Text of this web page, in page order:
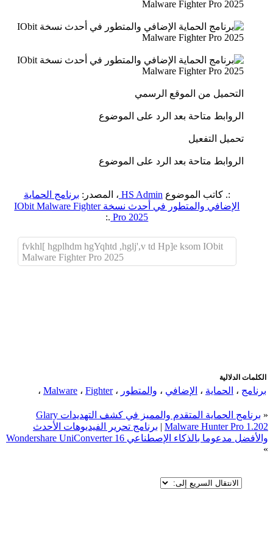
التحميل من الموقع الرسمي
الروابط متاحة بعد الرد على الموضوع
تحميل التفعيل
الروابط متاحة بعد الرد على الموضوع
:. كاتب الموضوع HS Admin ، المصدر: برنامج الحماية
الإضافي والمتطور في أحدث نسخة IObit Malware Fighter
Pro 2025
.:
fvkhl[ hgplhdm hgYqhtd ,hglj',v td Hp]e ksom IObit
Malware Fighter Pro 2025
الكلمات الدلالية
برنامج ، الحماية ، الإضافي ، والمتطور ، Malware ، Fighter ،
«
برنامج الحماية المتقدم والمميز في كشف التهديدات Glary
Malware Hunter Pro 1.202
| برنامج تحرير الفيديوهات الأحدث
والأفضل مدعوما بالذكاء الإصطناعي Wondershare UniConverter 16
»